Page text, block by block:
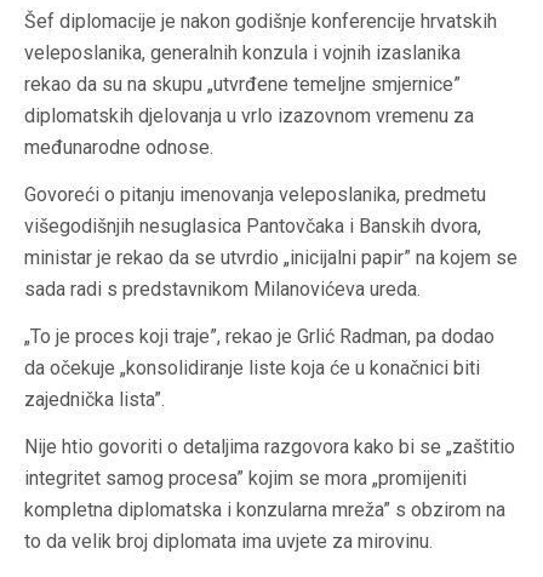
Šef diplomacije je nakon godišnje konferencije hrvatskih
veleposlanika, generalnih konzula i vojnih izaslanika
rekao da su na skupu „utvrđene temeljne smjernice”
diplomatskih djelovanja u vrlo izazovnom vremenu za
međunarodne odnose.
Govoreći o pitanju imenovanja veleposlanika, predmetu
višegodišnjih nesuglasica Pantovčaka i Banskih dvora,
ministar je rekao da se utvrdio „inicijalni papir” na kojem se
sada radi s predstavnikom Milanovićeva ureda.
„To je proces koji traje”, rekao je Grlić Radman, pa dodao
da očekuje „konsolidiranje liste koja će u konačnici biti
zajednička lista”.
Nije htio govoriti o detaljima razgovora kako bi se „zaštitio
integritet samog procesa” kojim se mora „promijeniti
kompletna diplomatska i konzularna mreža” s obzirom na
to da velik broj diplomata ima uvjete za mirovinu.